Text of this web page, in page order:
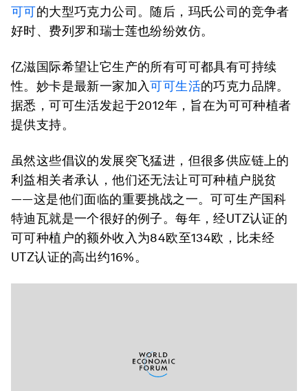
可可的大型巧克力公司。随后，玛氏公司的竞争者
好时、费列罗和瑞士莲也纷纷效仿。
亿滋国际希望让它生产的所有可可都具有可持续
性。妙卡是最新一家加入可可生活的巧克力品牌。
据悉，可可生活发起于2012年，旨在为可可种植者
提供支持。
虽然这些倡议的发展突飞猛进，但很多供应链上的
利益相关者承认，他们还无法让可可种植户脱贫
——这是他们面临的重要挑战之一。可可生产国科
特迪瓦就是一个很好的例子。每年，经UTZ认证的
可可种植户的额外收入为84欧至134欧，比未经
UTZ认证的高出约16%。